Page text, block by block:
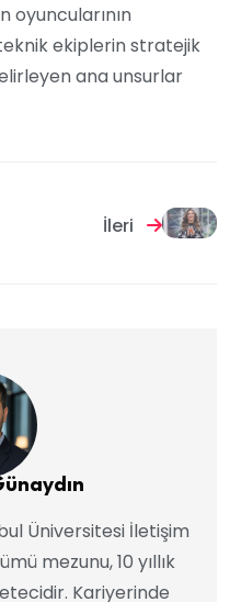
oyuncularının
ekiplerin stratejik
ana unsurlar
İleri
Üniversitesi İletişim
mezunu, 10 yıllık
Kariyerinde